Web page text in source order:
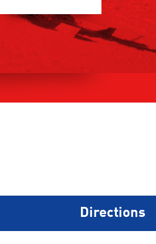
Directions